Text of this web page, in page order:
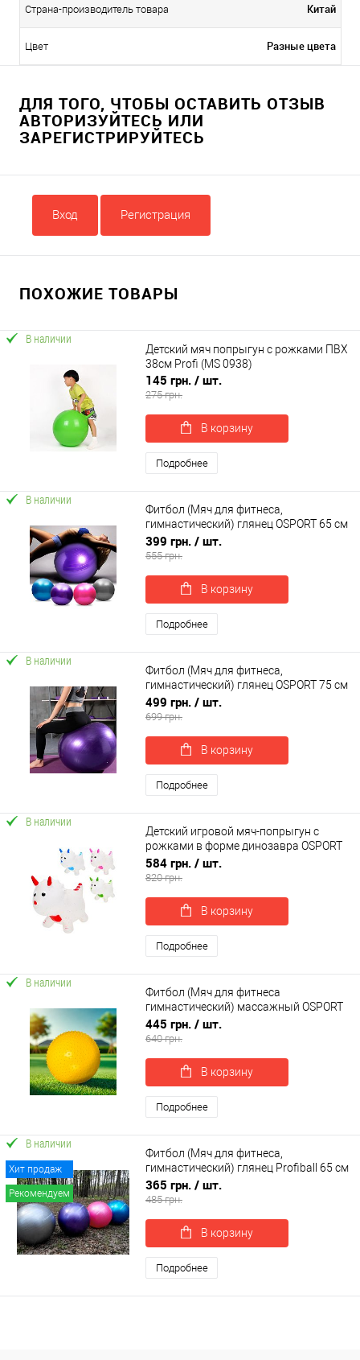
Страна-производитель товара Китай
Цвет Разные цвета
ДЛЯ ТОГО, ЧТОБЫ ОСТАВИТЬ ОТЗЫВ
АВТОРИЗУЙТЕСЬ ИЛИ
ЗАРЕГИСТРИРУЙТЕСЬ
Вход Регистрация
ПОХОЖИЕ ТОВАРЫ
В наличии
Детский мяч попрыгун с рожками ПВХ
38см Profi (MS 0938)
145 грн. / шт.
275 грн.
В корзину
Подробнее
В наличии
Фитбол (Мяч для фитнеса,
гимнастический) глянец OSPORT 65 см
(OF-0018)
399 грн. / шт.
555 грн.
В корзину
Подробнее
В наличии
Фитбол (Мяч для фитнеса,
гимнастический) глянец OSPORT 75 см
(OF-0019)
499 грн. / шт.
699 грн.
В корзину
Подробнее
В наличии
Детский игровой мяч-попрыгун с
рожками в форме динозавра OSPORT
(MS 4151)
584 грн. / шт.
820 грн.
В корзину
Подробнее
В наличии
Фитбол (Мяч для фитнеса
гимнастический) массажный OSPORT
55 см (MS 1971)
445 грн. / шт.
640 грн.
В корзину
Подробнее
Хит продаж
Рекомендуем
В наличии
Фитбол (Мяч для фитнеса,
гимнастический) глянец Profiball 65 см
(MS 1576)
365 грн. / шт.
485 грн.
В корзину
Подробнее